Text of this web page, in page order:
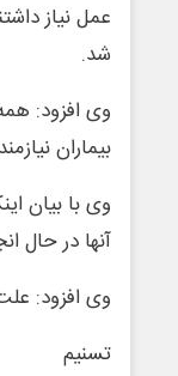
شد.
وی افزود:
بیماران
آنها در حال انجام
وی افزود: علت
تسنیم